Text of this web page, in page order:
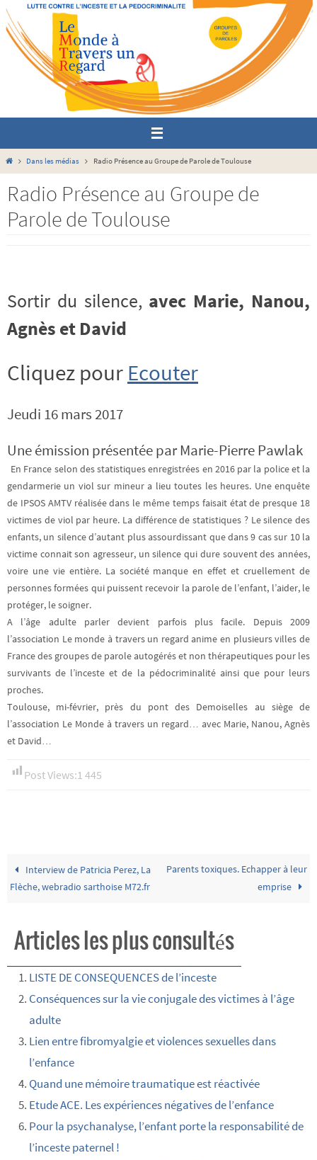
Passer
vers
contenu
HomeDans les médias Radio Présence au Groupe de Parole de Toulouse
Radio Présence au Groupe de
Parole de Toulouse
Sortir du silence, avec Marie, Nanou,
Agnès et David
Cliquez pour Ecouter
Jeudi 16 mars 2017
Une émission présentée par Marie-Pierre Pawlak
En France selon des statistiques enregistrées en 2016 par la police et la
gendarmerie un viol sur mineur a lieu toutes les heures. Une enquête
de IPSOS AMTV réalisée dans le même temps faisait état de presque 18
victimes de viol par heure. La différence de statistiques ? Le silence des
enfants, un silence d’autant plus assourdissant que dans 9 cas sur 10 la
victime connait son agresseur, un silence qui dure souvent des années,
voire une vie entière. La société manque en effet et cruellement de
personnes formées qui puissent recevoir la parole de l’enfant, l’aider, le
protéger, le soigner.
A l’âge adulte parler devient parfois plus facile. Depuis 2009
l’association Le monde à travers un regard anime en plusieurs villes de
France des groupes de parole autogérés et non thérapeutiques pour les
survivants de l’inceste et de la pédocriminalité ainsi que pour leurs
proches.
Toulouse, mi-février, près du pont des Demoiselles au siège de
l’association Le Monde à travers un regard… avec Marie, Nanou, Agnès
et David…
Post Views:1 445
Interview de Patricia Perez, La
Flèche, webradio sarthoise M72.fr
Parents toxiques. Echapper à leur
emprise
Articles les plus consultés
LISTE DE CONSEQUENCES de l’inceste
Conséquences sur la vie conjugale des victimes à l’âge
adulte
Lien entre fibromyalgie et violences sexuelles dans
l’enfance
Quand une mémoire traumatique est réactivée
Etude ACE. Les expériences négatives de l’enfance
Pour la psychanalyse, l’enfant porte la responsabilité de
l’inceste paternel !